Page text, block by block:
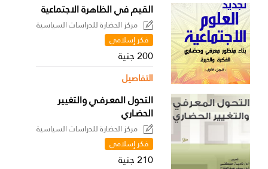
القيم في الظاهرة الاجتماعية
مركز الحضارة للدراسات السياسية
فكر إسلامي
200 جنية
التفاصيل
التحول المعـرفـي والتغيير
الحضـاري
مركز الحضارة للدراسات السياسية
فكر إسلامي
210 جنية